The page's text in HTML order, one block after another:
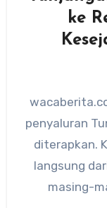
ke
penyaluran
diterapkan.
langsung
masing-